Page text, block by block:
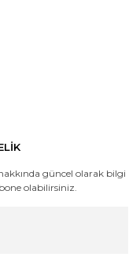
güncel olarak bilgi
olabilirsiniz.